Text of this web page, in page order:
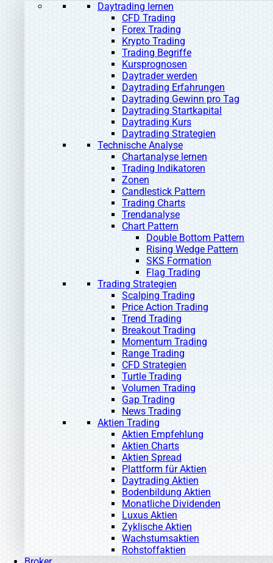
Daytrading lernen
CFD Trading
Forex Trading
Krypto Trading
Trading Begriffe
Kursprognosen
Daytrader werden
Daytrading Erfahrungen
Daytrading Gewinn pro Tag
Daytrading Startkapital
Daytrading Kurs
Daytrading Strategien
Technische Analyse
Chartanalyse lernen
Trading Indikatoren
Zonen
Candlestick Pattern
Trading Charts
Trendanalyse
Chart Pattern
Double Bottom Pattern
Rising Wedge Pattern
SKS Formation
Flag Trading
Trading Strategien
Scalping Trading
Price Action Trading
Trend Trading
Breakout Trading
Momentum Trading
Range Trading
CFD Strategien
Turtle Trading
Volumen Trading
Gap Trading
News Trading
Aktien Trading
Aktien Empfehlung
Aktien Charts
Aktien Spread
Plattform für Aktien
Daytrading Aktien
Bodenbildung Aktien
Monatliche Dividenden
Luxus Aktien
Zyklische Aktien
Wachstumsaktien
Rohstoffaktien